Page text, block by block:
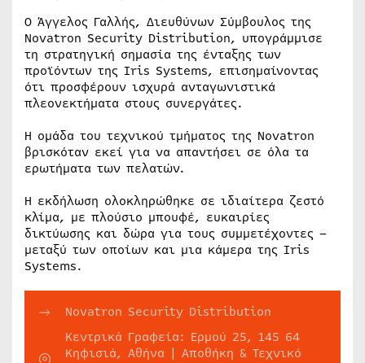
Ο Άγγελος Γαλλής, Διευθύνων Σύμβουλος της
Novatron Security Distribution, υπογράμμισε
τη στρατηγική σημασία της ένταξης των
προϊόντων της Iris Systems, επισημαίνοντας
ότι προσφέρουν ισχυρά ανταγωνιστικά
πλεονεκτήματα στους συνεργάτες.
Η ομάδα του τεχνικού τμήματος της Novatron
βρισκόταν εκεί για να απαντήσει σε όλα τα
ερωτήματα των πελατών.
Η εκδήλωση ολοκληρώθηκε σε ιδιαίτερα ζεστό
κλίμα, με πλούσιο μπουφέ, ευκαιρίες
δικτύωσης και δώρα για τους συμμετέχοντες –
μεταξύ των οποίων και μια κάμερα της Iris
Systems.
Novatron Security Distribution
Κεντρικά Γραφεία: Ερμού 25, 145 64
Κηφισιά, Αθήνα | Αποθήκη & Τεχνικό